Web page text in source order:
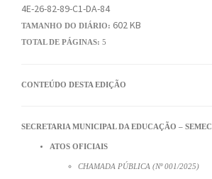
4E-26-82-89-C1-DA-84
TAMANHO DO DIÁRIO: 602 KB
TOTAL DE PÁGINAS: 5
CONTEÚDO DESTA EDIÇÃO
SECRETARIA MUNICIPAL DA EDUCAÇÃO – SEMEC
ATOS OFICIAIS
CHAMADA PÚBLICA (Nº 001/2025)